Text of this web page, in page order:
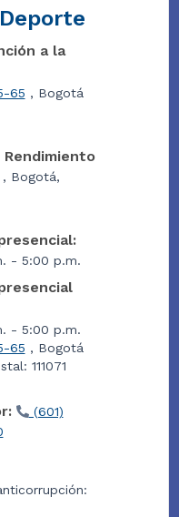
a la
65 , Bogotá
, Bogotá,
- 5:00 p.m.
- 5:00 p.m.
65 , Bogotá
111071
(601)